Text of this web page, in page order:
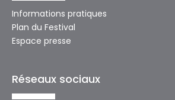
Informations pratiques
Plan du Festival
Espace presse
Réseaux sociaux